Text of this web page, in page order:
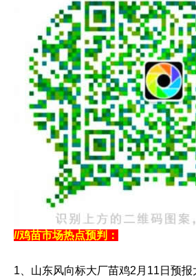
//鸡苗市场热点预判：
1、山东风向标大厂苗鸡2月11日预